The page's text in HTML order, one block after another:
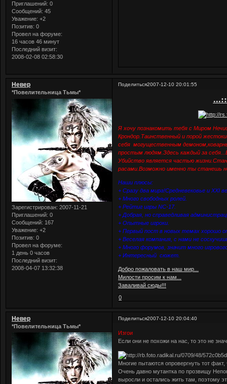
Приглашений: 0
Сообщений: 45
Уважение: +2
Позитив: 0
Провел на форуме:
16 часов 46 минут
Последний визит:
2008-02-08 02:58:30
Поделиться2007-12-10 20:01:55
Невер
*Повелительница Тьмы*
Зарегистрирован: 2007-11-21
Приглашений: 0
Сообщений: 167
Уважение: +2
Позитив: 0
Провел на форуме:
1 день 0 часов
Последний визит:
2008-04-07 13:32:38
Я хочу познакомить тебя с Миром
Крондор.Таинственный и порой
себя могущественным
простым людям.Здесь каждый за
Убийство является частью
расами.Возможно именно ты станешь
Наши плюсы:
+ Сразу два мира!Средневековье и XXI
+ Много свободных ролей.
+ Рейтиг игры NC-17.
+ Добрая, но справедливая
+ Опытные игроки.
+ Первый пост в новых темах хорошо
+ Веселая компания, с нами не
+ Много форумов, значит много
+ Интересный сюжет.
Добро пожаловать в наш мир...
Милости просим к нам...
Заваливай сюды!!!
0
Поделиться2007-12-10 20:04:40
Невер
*Повелительница Тьмы*
Изгои
Если они не похожи на нас, то это не
Многие пытаются опровергнуть тот факт,
Очень давно мутантка по прозвищу
выросли и остались жить там, поэтому